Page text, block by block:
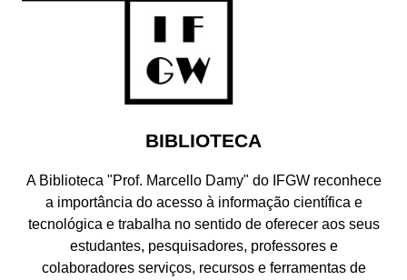
BIBLIOTECA
A Biblioteca "Prof. Marcello Damy" do IFGW reconhece
a importância do acesso à informação científica e
tecnológica e trabalha no sentido de oferecer aos seus
estudantes, pesquisadores, professores e
colaboradores serviços, recursos e ferramentas de